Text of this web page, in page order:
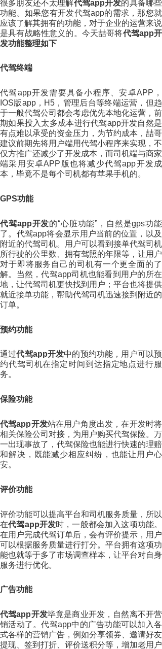
很多朋友还不太理解代驾app开发的具备哪些
功能。如果您有开发代驾app的需求，那您就
应该了解其拥有的功能，对于企业的运营来说
是具有战略性意义的。今天喆哥将代驾app开
发功能整理如下
代驾终端
代驾app开发需要具备小程序、安卓APP，
IOS版app，H5，管理后台等终端运营，但趋
于一般代驾公司都会考虑优先本地化运营，前
期如果投入太多成本进行代驾app开发自然是
有点难以承受的资金压力，为节约成本，喆哥
建议前期先将用户端用代驾小程序来实现，不
仅方推广还减少了开发成本，而司机端与商家
端采用安卓APP版也将减少代驾app开发成
本，毕竟不是每个司机都有苹果手机的。
GPS功能
代驾app开发的“心脏功能”，自然是gps功能
了。代驾app将会显示用户当前的位置，以及
附近的代驾司机。用户可以看到接单代驾司机
所行驶的公里数、拥有驾照的年限等，让用户
对于即将服务自己的司机有一个更全面的了
解。当然，代驾app司机也能看到用户的所在
地，让代驾司机更快找到用户；平台也将提供
就近接单功能，帮助代驾司机迅速接到附近的
订单。
预约功能
通过代驾app开发中的预约功能，用户可以预
约代驾司机在指定时间到达指定地点进行服
务。
保险功能
代驾app开发站在用户角度出发，在开发时将
相关保险公司对接，为用户购买代驾保险。万
一出现事故了，代驾保险也能进行快速的理赔
和解决，既能减少相应纠纷，也能让用户心
安。
评价功能
评价功能可以提高平台和司机服务质量，所以
在代驾app开发时，一般都会加入这项功能。
在用户完成代驾订单后，会有评价提示，用户
可以根据服务质量进行打分。平台拥有这项功
能也就等于多了市场调查样本，让平台对自身
服务进行优化。
广告功能
代驾app开发毕竟是商业开发，自然离不开营
销活动了。代驾app中的广告功能可以加入各
式各样的营销广告，例如分享领券、邀请好友
提现、签到打折、评价送积分等，增加老用户